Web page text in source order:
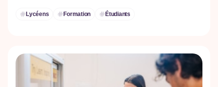
Lycéens Formation Étudiants